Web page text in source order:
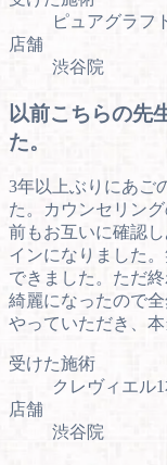
ピュアグラフ
店舗
渋谷院
以前こちらの先
た。
3年以上ぶりにあご
た。カウンセリン
前もお互いに確認
インになりました
できました。ただ
綺麗になったので
やっていただき、
受けた施術
クレヴィエル
店舗
渋谷院